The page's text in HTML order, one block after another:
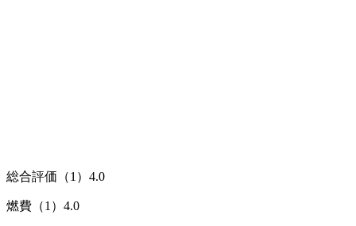
総合評価（1） 4.0
燃費（1） 4.0